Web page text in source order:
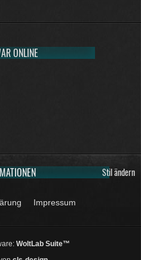
ONLINE
Stil ändern
Impressum
WoltLab Suite™